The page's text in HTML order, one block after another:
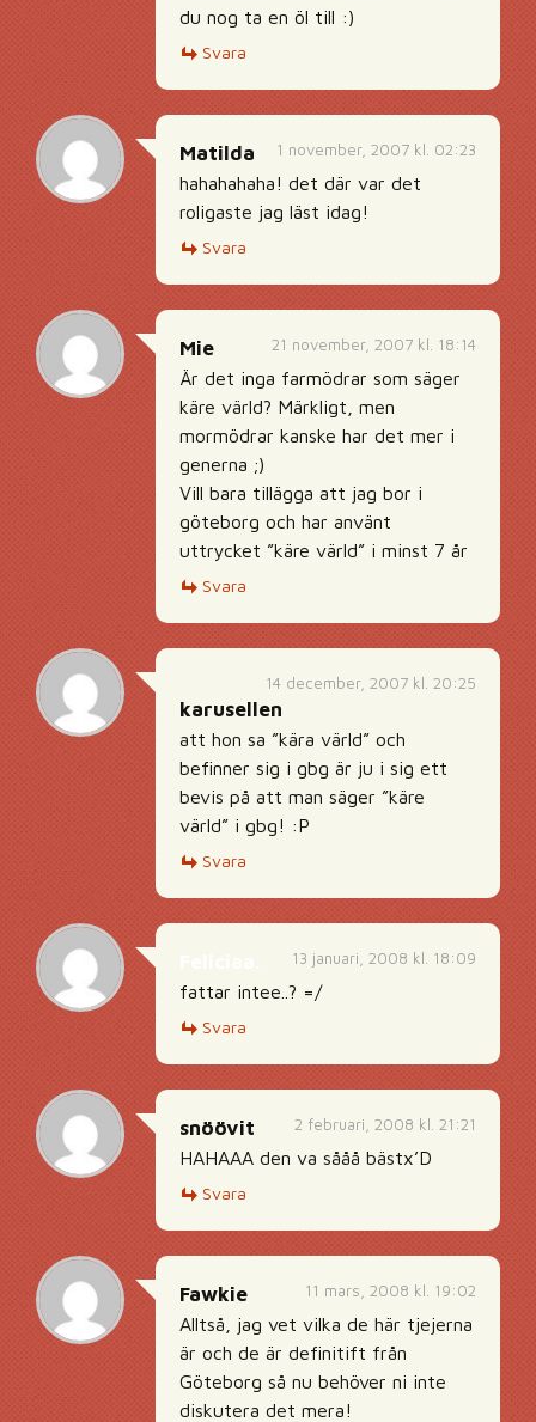
du nog ta en öl till :)
Svara
1 november, 2007 kl. 02:23
Matilda
hahahahaha! det där var det
roligaste jag läst idag!
Svara
21 november, 2007 kl. 18:14
Mie
Är det inga farmödrar som säger
käre värld? Märkligt, men
mormödrar kanske har det mer i
generna ;)
Vill bara tillägga att jag bor i
göteborg och har använt
uttrycket ”käre värld” i minst 7 år
Svara
14 december, 2007 kl. 20:25
karusellen
att hon sa ”kära värld” och
befinner sig i gbg är ju i sig ett
bevis på att man säger ”käre
värld” i gbg! :P
Svara
13 januari, 2008 kl. 18:09
fattar intee..? =/
Svara
2 februari, 2008 kl. 21:21
snöövit
HAHAAA den va sååå bästx’D
Svara
11 mars, 2008 kl. 19:02
Fawkie
Alltså, jag vet vilka de här tjejerna
är och de är definitift från
Göteborg så nu behöver ni inte
diskutera det mera!